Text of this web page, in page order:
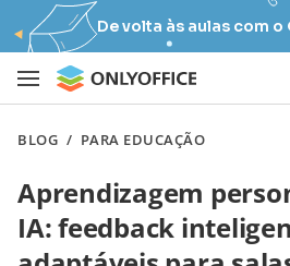
De volta às aulas com o
BLOG / PARA EDUCAÇÃO
Aprendizagem
IA: feedback